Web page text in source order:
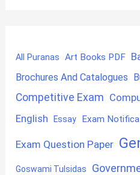
All Puranas Art Books PDF
Brochures And Catalogues
Competitive Exam
English Essay Exam
Exam Question Paper
Goswami Tulsidas